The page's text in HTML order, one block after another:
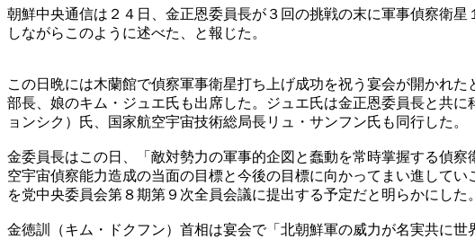
朝鮮中央通信は２４日、金正恩委員長が３回の挑戦の末に軍事偵察衛
しながらこのように述べた、と報じた。
この日晩には木蘭館で偵察軍事衛星打ち上げ成功を祝う宴会が開かれ
部長、娘のキム・ジュエ氏も出席した。ジュエ氏は金正恩委員長と共
ョンシク）氏、国家航空宇宙技術総局長リュ・サンフン氏も同行した。
金委員長はこの日、「敵対勢力の軍事的企図と蠢動を常時掌握する偵
空宇宙偵察能力造成の当面の目標と今後の目標に向かってまい進して
を党中央委員会第８期第９次全員会議に提出する予定だと明らかにした。
金徳訓（キム・ドクフン）首相は宴会で「北朝鮮軍の威力が名実共に